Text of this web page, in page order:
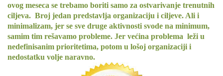
ovog meseca se trebamo boriti samo za ostvarivanje trenutnih
ciljeva. Broj jedan predstavlja organizaciju i ciljeve. Ali i
minimalizam, jer se sve druge aktivnosti svode na minimum,
samim tim rešavamo probleme. Jer većina problema leži u
nedefinisanim prioritetima, potom u lošoj organizaciji i
nedostatku volje naravno.